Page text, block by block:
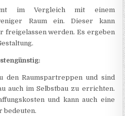
im Vergleich mit einem
Raum ein. Dieser kann
freigelassen werden. Es ergeben
den Raumspartreppen und sind
auch im Selbstbau zu errichten.
und kann auch eine
bedeuten.